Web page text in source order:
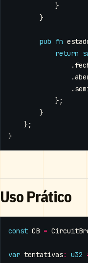
}
}
pub fn
return
.
.
.
};
}
};
}
Uso Prático
const CB =
var tentativas: u32